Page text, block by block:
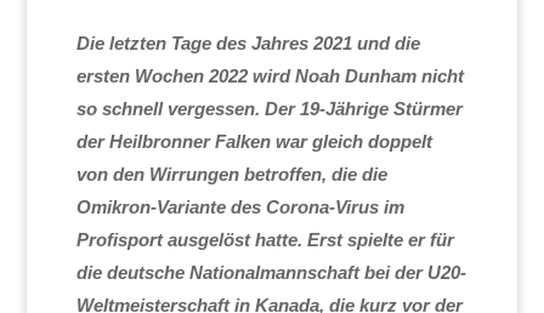
Die letzten Tage des Jahres 2021 und die
ersten Wochen 2022 wird Noah Dunham nicht
so schnell vergessen. Der 19-Jährige Stürmer
der Heilbronner Falken war gleich doppelt
von den Wirrungen betroffen, die die
Omikron-Variante des Corona-Virus im
Profisport ausgelöst hatte. Erst spielte er für
die deutsche Nationalmannschaft bei der U20-
Weltmeisterschaft in Kanada, die kurz vor der